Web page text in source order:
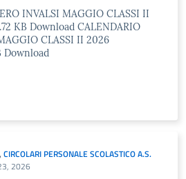
INVALSI MAGGIO CLASSI II
KB Download CALENDARIO
CLASSI II 2026
Download
, CIRCOLARI PERSONALE SCOLASTICO A.S.
2026